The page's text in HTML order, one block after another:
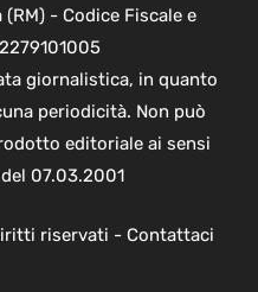
(RM) - Codice Fiscale e
giornalistica, in quanto
periodicità. Non può
editoriale ai sensi
07.03.2001
riservati - Contattaci